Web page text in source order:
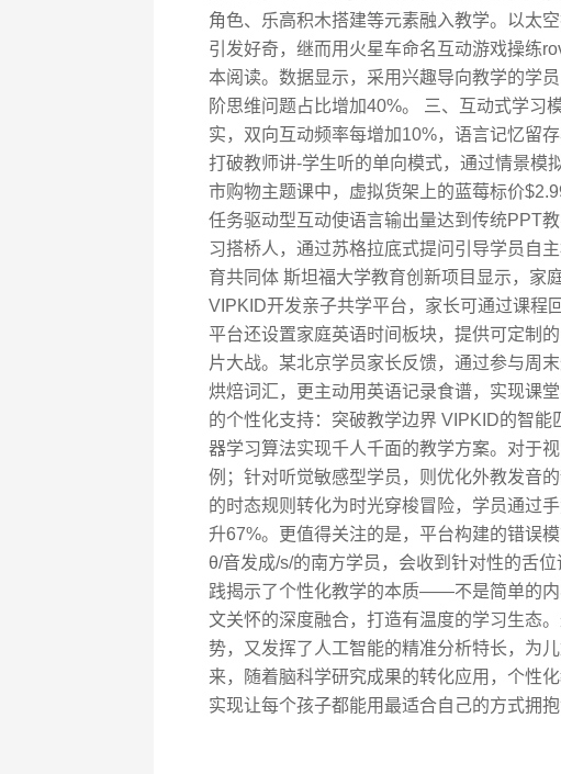
角色、乐高积木搭建等元素融入教学。以太
引发好奇，继而用火星车命名互动游戏操练
本阅读。数据显示，采用兴趣导向教学的学
阶思维问题占比增加40%。 三、互动式学习
实，双向互动频率每增加10%，语言记忆留
打破教师讲-学生听的单向模式，通过情景模
市购物主题课中，虚拟货架上的蓝莓标价
任务驱动型互动使语言输出量达到传统PPT
习搭桥人，通过苏格拉底式提问引导学员自
育共同体 斯坦福大学教育创新项目显示，家
VIPKID开发亲子共学平台，家长可通过课程
平台还设置家庭英语时间板块，提供可定制
片大战。某北京学员家长反馈，通过参与周
烘焙词汇，更主动用英语记录食谱，实现课
的个性化支持：突破教学边界 VIPKID的智
器学习算法实现千人千面的教学方案。对于
例；针对听觉敏感型学员，则优化外教发音
的时态规则转化为时光穿梭冒险，学员通过
升67%。更值得关注的是，平台构建的错误
θ/音发成/s/的南方学员，会收到针对性的舌
践揭示了个性化教学的本质——不是简单的
文关怀的深度融合，打造有温度的学习生态
势，又发挥了人工智能的精准分析特长，为
来，随着脑科学研究成果的转化应用，个性
实现让每个孩子都能用最适合自己的方式拥抱